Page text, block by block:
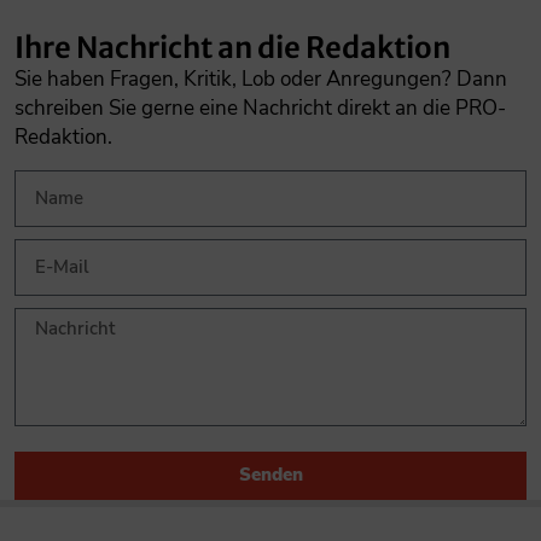
Ihre Nachricht an die Redaktion
Sie haben Fragen, Kritik, Lob oder Anregungen? Dann
schreiben Sie gerne eine Nachricht direkt an die PRO-
Redaktion.
Senden